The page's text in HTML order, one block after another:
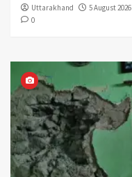
Uttarakhand
5 August 2026
0